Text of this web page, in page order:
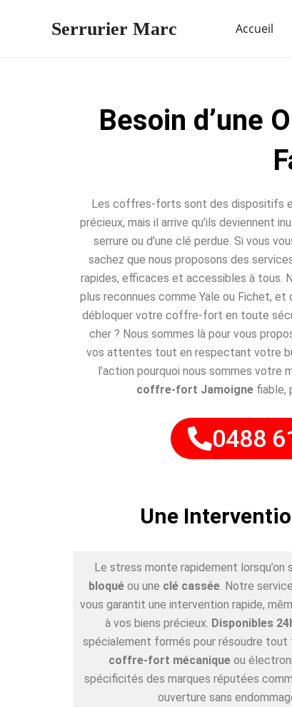
Serrurier Marc Accueil
Besoin d’une
Les coffres-forts sont des dispositifs
précieux, mais il arrive qu’ils deviennent
serrure ou d’une clé perdue. Si vous
sachez que nous proposons des
rapides, efficaces et accessibles à tous.
plus reconnues comme Yale ou Fichet,
débloquer votre coffre-fort en toute
cher ? Nous sommes là pour vous
vos attentes tout en respectant votre
l’action pourquoi nous sommes votre
coffre-fort Jamoignefiable,
0488
Une
Le stress monte rapidement lorsqu’on
bloqué ou une clé cassée . Notre
vous garantit une intervention rapide,
à vos biens précieux. Disponibles
spécialement formés pour résoudre tout
coffre-fort mécanique ou
spécificités des marques réputées
ouverture sans